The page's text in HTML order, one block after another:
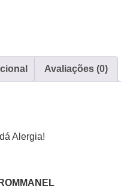
Avaliações (0)
Alergia!